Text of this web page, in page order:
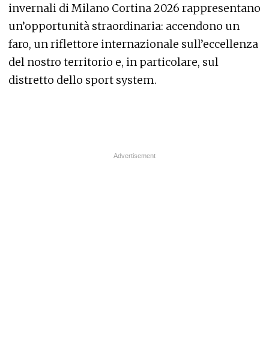
invernali di Milano Cortina 2026 rappresentano
un’opportunità straordinaria: accendono un
faro, un riflettore internazionale sull’eccellenza
del nostro territorio e, in particolare, sul
distretto dello sport system.